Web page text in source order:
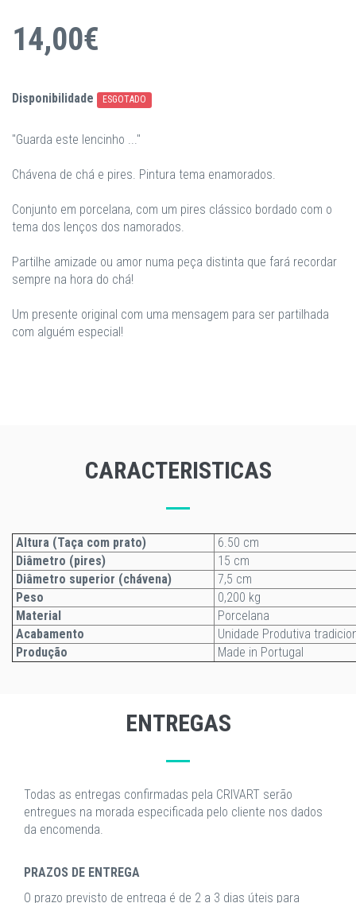
14,00€
Disponibilidade ESGOTADO
"Guarda este lencinho ..."
Chávena de chá e pires. Pintura tema enamorados.
Conjunto em porcelana, com um pires clássico bordado com o
tema dos lenços dos namorados.
Partilhe amizade ou amor numa peça distinta que fará recordar
sempre na hora do chá!
Um presente original com uma mensagem para ser partilhada
com alguém especial!
CARACTERISTICAS
Altura (Taça com prato)
6.50 cm
Diâmetro (pires)
15 cm
Diâmetro superior (chávena)
7,5 cm
Peso
0,200 kg
Material
Porcelana
Acabamento
Unidade Produtiva
Produção
Made in Portugal
ENTREGAS
Todas as entregas confirmadas pela CRIVART serão
entregues na morada especificada pelo cliente nos dados
da encomenda.
PRAZOS DE ENTREGA
O prazo previsto de entrega é de 2 a 3 dias úteis para